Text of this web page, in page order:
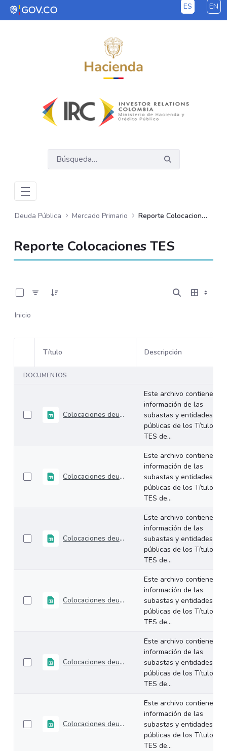
Saltar al contenido principal ES EN
Deuda Pública Mercado Primario Reporte Colocaciones TES
Reporte Colocaciones TES
Inicio
Selección del elemento
Título Descripción
DOCUMENTOS
Colocaciones deuda interna TES Junio 2026
Este archivo contiene la
información de las
subastas y entidades
públicas de los Títulos
TES de...
Colocaciones deuda interna TES Mayo 2026
Este archivo contiene la
información de las
subastas y entidades
públicas de los Títulos
TES de...
Colocaciones deuda interna TES Abril 2026
Este archivo contiene la
información de las
subastas y entidades
públicas de los Títulos
TES de...
Colocaciones deuda interna TES Marzo 2026
Este archivo contiene la
información de las
subastas y entidades
públicas de los Títulos
TES de...
Colocaciones deuda interna TES Febrero 2026
Este archivo contiene la
información de las
subastas y entidades
públicas de los Títulos
TES de...
Colocaciones deuda interna TES Enero 2026
Este archivo contiene la
información de las
subastas y entidades
públicas de los Títulos
TES de...